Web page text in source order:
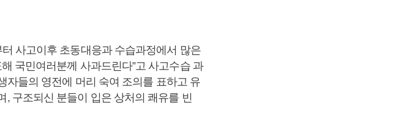
사고이후 초동대응과 수습과정에서 많은
국민여러분께 사과드린다”고 사고수습 과
자들의 영전에 머리 숙여 조의를 표하고 유
구조되신 분들이 입은 상처의 쾌유를 빈